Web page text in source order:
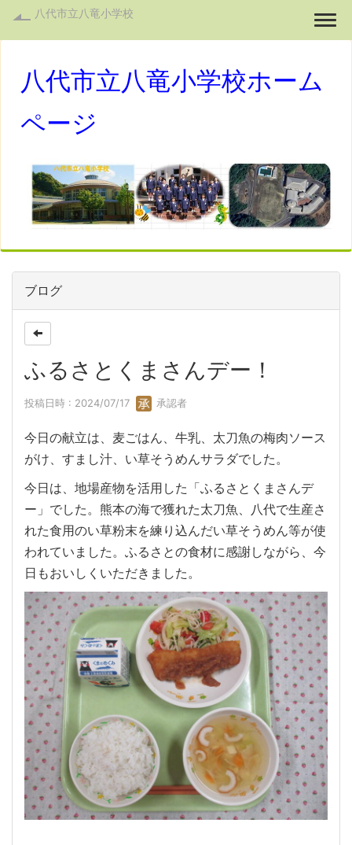
八代市立八竜小学校
八代市立八竜小学校ホーム
ページ
ブログ
ふるさとくまさんデー！
投稿日時 : 2024/07/17 承認者
今日の献立は、麦ごはん、牛乳、太刀魚の梅肉ソース
がけ、すまし汁、い草そうめんサラダでした。
今日は、地場産物を活用した「ふるさとくまさんデ
ー」でした。熊本の海で獲れた太刀魚、八代で生産さ
れた食用のい草粉末を練り込んだい草そうめん等が使
われていました。ふるさとの食材に感謝しながら、今
日もおいしくいただきました。